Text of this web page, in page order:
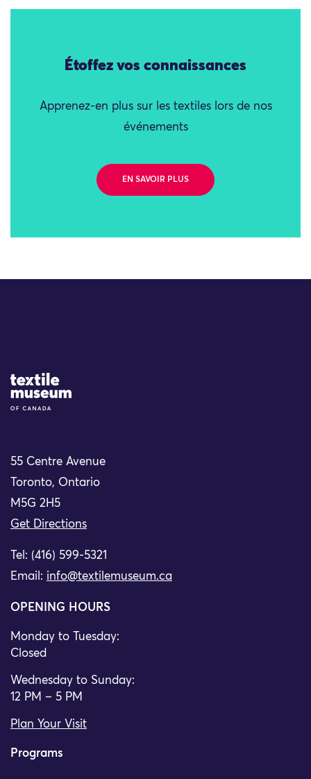
Étoffez vos connaissances
Apprenez-en plus sur les textiles lors de nos
événements
EN SAVOIR PLUS
Site Logo
55 Centre Avenue
Toronto, Ontario
M5G 2H5
Get Directions
Tel: (416) 599-5321
Email: info@textilemuseum.ca
OPENING HOURS
Monday to Tuesday:
Closed
Wednesday to Sunday:
12 PM – 5 PM
Plan Your Visit
Programs